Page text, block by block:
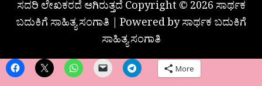
ಸದರಿ ಲೇಖಕರದೆ ಆಗಿರುತ್ತದೆ Copyright © 2026 ಸಾರ್ಥಕ
ಬದುಕಿಗೆ ಸಾಹಿತ್ಯ ಸಂಗಾತಿ | Powered by ಸಾರ್ಥಕ ಬದುಕಿಗೆ
ಸಾಹಿತ್ಯ ಸಂಗಾತಿ
More